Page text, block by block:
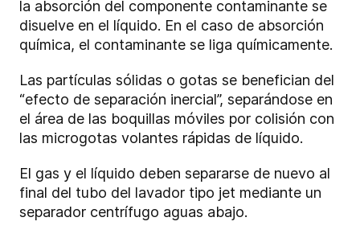
la absorción del componente contaminante se
disuelve en el líquido. En el caso de absorción
química, el contaminante se liga químicamente.
Las partículas sólidas o gotas se benefician del
“efecto de separación inercial”, separándose en
el área de las boquillas móviles por colisión con
las microgotas volantes rápidas de líquido.
El gas y el líquido deben separarse de nuevo al
final del tubo del lavador tipo jet mediante un
separador centrífugo aguas abajo.